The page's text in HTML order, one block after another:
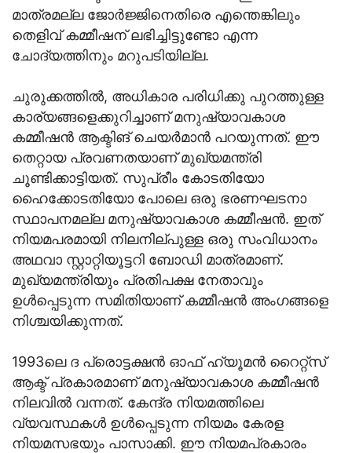
മാത്രമല്ല ജോര്‍ജ്ജിനെതിരെ എന്തെങ്കിലും
തെളിവ് കമ്മീഷന് ലഭിച്ചിട്ടുണ്ടോ എന്ന
ചോദ്യത്തിനും മറുപടിയില്ല.
ചുരുക്കത്തില്‍, അധികാര പരിധിക്കു പുറത്തുള്ള
കാര്യങ്ങളെക്കുറിച്ചാണ് മനുഷ്യാവകാശ
കമ്മീഷന്‍ ആക്ടിങ് ചെയര്‍മാന്‍ പറയുന്നത്. ഈ
തെറ്റായ പ്രവണതയാണ് മുഖ്യമന്ത്രി
ചൂണ്ടിക്കാട്ടിയത്. സുപ്രീം കോടതിയോ
ഹൈക്കോടതിയോ പോലെ ഒരു ഭരണഘടനാ
സ്ഥാപനമല്ല മനുഷ്യാവകാശ കമ്മീഷന്‍. ഇത്
നിയമപരമായി നിലനില്പുള്ള ഒരു സംവിധാനം
അഥവാ സ്റ്റാറ്റിയൂട്ടറി ബോഡി മാത്രമാണ്.
മുഖ്യമന്ത്രിയും പ്രതിപക്ഷ നേതാവും
ഉള്‍പ്പെടുന്ന സമിതിയാണ് കമ്മീഷന്‍ അംഗങ്ങളെ
നിശ്ചയിക്കുന്നത്.
1993ലെ ദ പ്രൊട്ടക്ഷന്‍ ഓഫ് ഹ്യൂമന്‍ റൈറ്റ്‌സ്
ആക്ട് പ്രകാരമാണ് മനുഷ്യാവകാശ കമ്മീഷന്‍
നിലവില്‍ വന്നത്. കേന്ദ്ര നിയമത്തിലെ
വ്യവസ്ഥകള്‍ ഉള്‍പ്പെടുന്ന നിയമം കേരള
നിയമസഭയും പാസാക്കി. ഈ നിയമപ്രകാരം